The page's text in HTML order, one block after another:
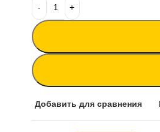
Добавить для сравнения